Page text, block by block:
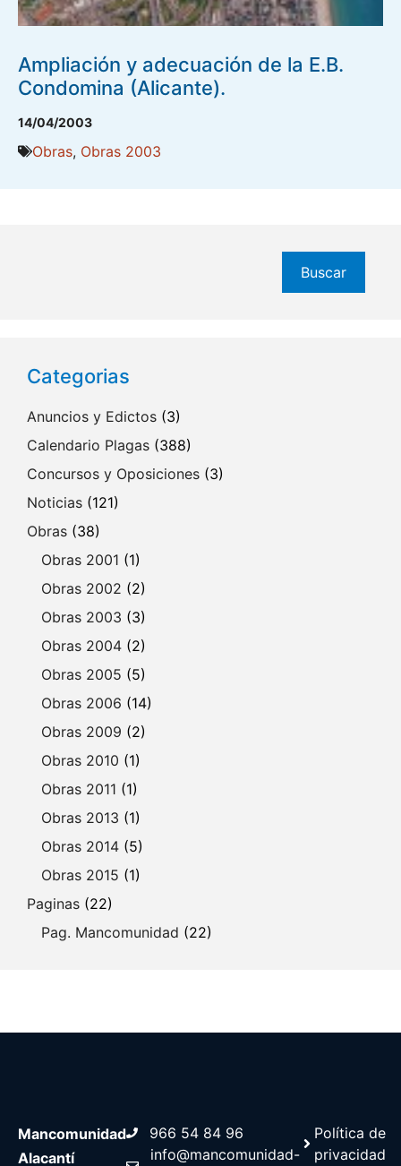
Ampliación y adecuación de la E.B.
Condomina (Alicante).
14/04/2003
Obras, Obras 2003
Buscar
Categorias
Anuncios y Edictos (3)
Calendario Plagas (388)
Concursos y Oposiciones (3)
Noticias (121)
Obras (38)
Obras 2001 (1)
Obras 2002 (2)
Obras 2003 (3)
Obras 2004 (2)
Obras 2005 (5)
Obras 2006 (14)
Obras 2009 (2)
Obras 2010 (1)
Obras 2011 (1)
Obras 2013 (1)
Obras 2014 (5)
Obras 2015 (1)
Paginas (22)
Pag. Mancomunidad (22)
Mancomunidad
Alacantí
966 54 84 96
info@mancomunidad-
Política de
privacidad